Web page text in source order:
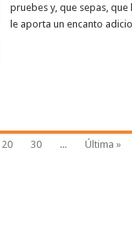
pruebes y, que sepas, que
le aporta un encanto
20 30 ... Última »